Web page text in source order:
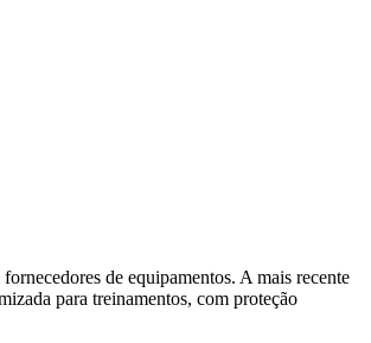
de equipamentos. A mais recente
para treinamentos, com proteção